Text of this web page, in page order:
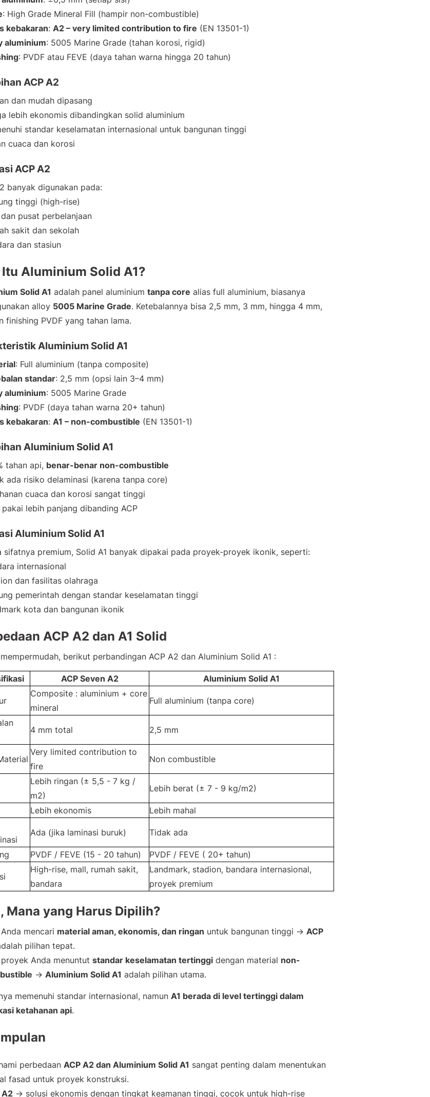
: High Grade Mineral Fill (hampir non-combustible)
kebakaran:A2 – very limited contribution to fire (EN 13501-1)
aluminium: 5005 Marine Grade (tahan korosi, rigid)
: PVDF atau FEVE (daya tahan warna hingga 20 tahun)
ACP A2
dan mudah dipasang
lebih ekonomis dibandingkan solid aluminium
standar keselamatan internasional untuk bangunan tinggi
cuaca dan korosi
ACP A2
banyak digunakan pada:
tinggi (high-rise)
pusat perbelanjaan
sakit dan sekolah
dan stasiun
Aluminium Solid A1?
Solid A1 adalah panel aluminiumtanpa core alias full aluminium, biasanya
alloy 5005 Marine Grade. Ketebalannya bisa 2,5 mm, 3 mm, hingga 4 mm,
finishing PVDF yang tahan lama.
Aluminium Solid A1
: Full aluminium (tanpa composite)
standar: 2,5 mm (opsi lain 3–4 mm)
aluminium: 5005 Marine Grade
: PVDF (daya tahan warna 20+ tahun)
kebakaran:A1 – non-combustible (EN 13501-1)
Aluminium Solid A1
tahan api, benar-benar non-combustible
ada risiko delaminasi (karena tanpa core)
cuaca dan korosi sangat tinggi
pakai lebih panjang dibanding ACP
Aluminium Solid A1
sifatnya premium, Solid A1 banyak dipakai pada proyek-proyek ikonik, seperti:
internasional
dan fasilitas olahraga
pemerintah dengan standar keselamatan tinggi
kota dan bangunan ikonik
ACP A2 dan A1 Solid
berikut perbandingan ACP A2 dan Aluminium Solid A1 :
ACP Seven A2 Aluminium Solid A1
Composite : aluminium + core
mineral
Full aluminium (tanpa core)
4 mm total 2,5 mm
Very limited contribution to
fire
Non combustible
Lebih ringan (± 5,5 - 7 kg /
m2)
Lebih berat (± 7 - 9 kg/m2)
Lebih ekonomis
Lebih mahal
Ada (jika laminasi buruk) Tidak ada
PVDF / FEVE (15 - 20 tahun) PVDF / FEVE ( 20+ tahun)
High-rise, mall, rumah sakit,
bandara
Landmark, stadion, bandara internasional,
proyek premium
Mana yang Harus Dipilih?
mencari material aman, ekonomis, dan ringan untuk bangunan tinggi →ACP
pilihan tepat.
Anda menuntutstandar keselamatan tertinggi dengan material non-
→Aluminium Solid A1 adalah pilihan utama.
memenuhi standar internasional, namunA1 berada di level tertinggi dalam
ketahanan api.
perbedaanACP A2 dan Aluminium Solid A1 sangat penting dalam menentukan
fasad untuk proyek konstruksi.
A2 → solusi ekonomis dengan tingkat keamanan tinggi, cocok untuk high-rise